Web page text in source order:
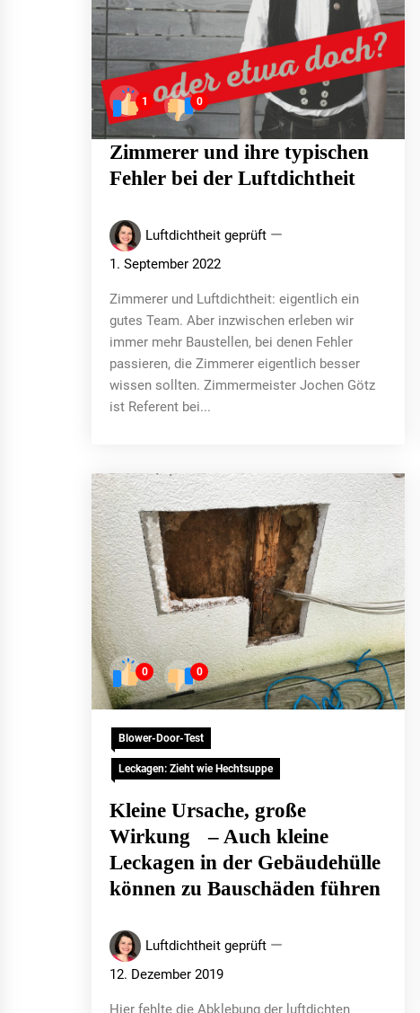
1 0
Zimmerer und ihre typischen
Fehler bei der Luftdichtheit
Luftdichtheit geprüft
1. September 2022
Zimmerer und Luftdichtheit: eigentlich ein
gutes Team. Aber inzwischen erleben wir
immer mehr Baustellen, bei denen Fehler
passieren, die Zimmerer eigentlich besser
wissen sollten. Zimmermeister Jochen Götz
ist Referent bei...
0 0
Blower-Door-Test
Leckagen: Zieht wie Hechtsuppe
Kleine Ursache, große
Wirkung – Auch kleine
Leckagen in der Gebäudehülle
können zu Bauschäden führen
Luftdichtheit geprüft
12. Dezember 2019
Hier fehlte die Abklebung der luftdichten